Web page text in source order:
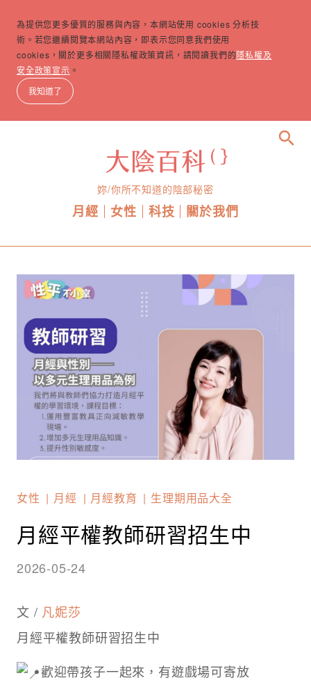
為提供您更多優質的服務與內容，本網站使用 cookies 分析技
術。若您繼續閱覽本網站內容，即表示您同意我們使用
cookies，關於更多相關隱私權政策資訊，請閱讀我們的隱私權及
安全政策宣示 。
我知道了
妳/你所不知道的陰部秘密
月經 女性 科技 關於我們
search
女性 月經 月經教育 生理期用品大全
月經平權教師研習招生中
2026-05-24
文 / 凡妮莎
月經平權教師研習招生中
歡迎帶孩子一起來，有遊戲場可寄放